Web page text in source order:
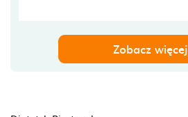
Zobacz więcej